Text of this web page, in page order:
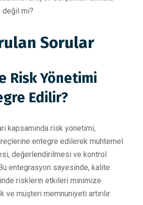
değil mi?
Sorular
Risk Yönetimi
Edilir?
kapsamında risk yönetimi,
entegre edilerek muhtemel
değerlendirilmesi ve kontrol
entegrasyon sayesinde, kalite
risklerin etkileri minimize
müşteri memnuniyeti artırılır.